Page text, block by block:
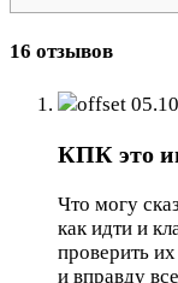
16 отзывов
offset
КПК это
Что могу
как идти и
проверить
и вправду